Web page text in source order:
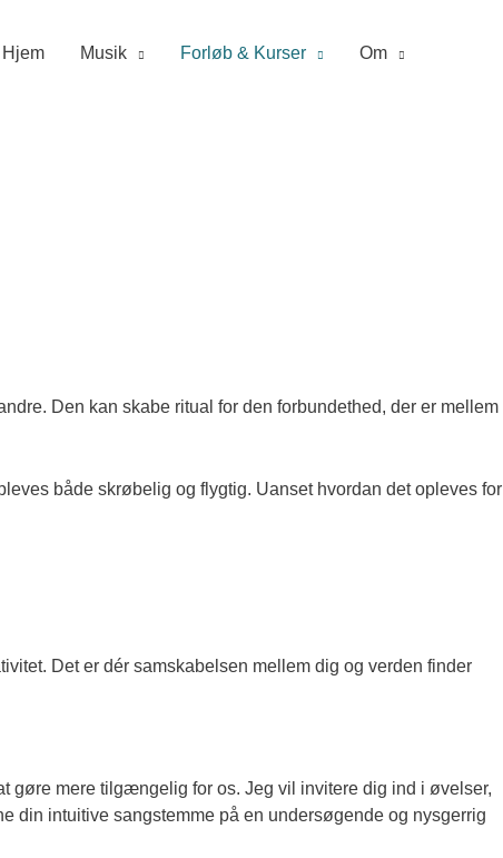
Hjem Musik Forløb & Kurser Om
Den kan skabe ritual for den forbundethed, der er mellem
både skrøbelig og flygtig. Uanset hvordan det opleves for
Det er dér samskabelsen mellem dig og verden finder
gøre mere tilgængelig for os. Jeg vil invitere dig ind i øvelser,
din intuitive sangstemme på en undersøgende og nysgerrig